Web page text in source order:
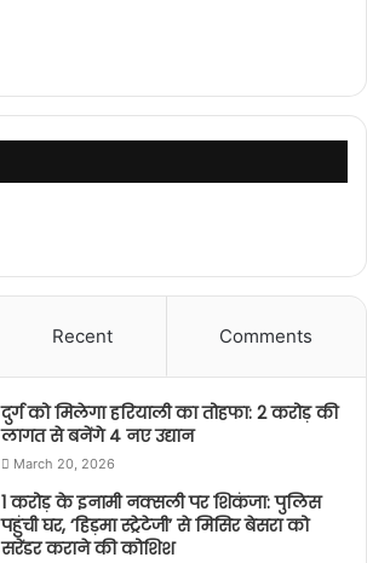
Recent Comments
दुर्ग को मिलेगा हरियाली का तोहफा: 2 करोड़ की
लागत से बनेंगे 4 नए उद्यान
March 20, 2026
1 करोड़ के इनामी नक्सली पर शिकंजा: पुलिस
पहुंची घर, ‘हिड़मा स्ट्रेटेजी’ से मिसिर बेसरा को
सरेंडर कराने की कोशिश